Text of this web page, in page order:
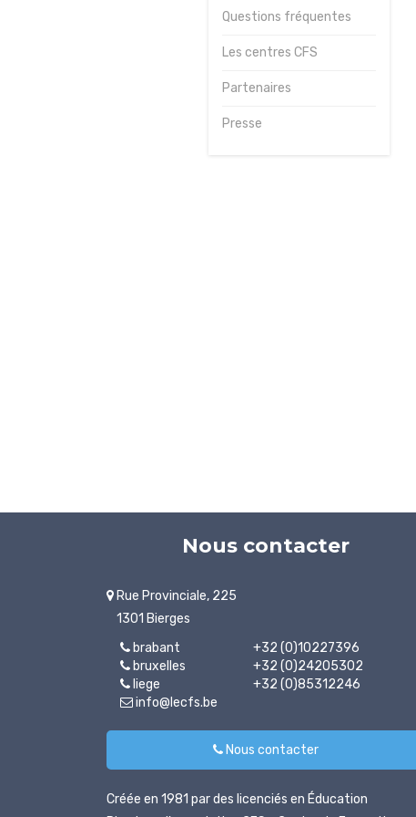
Questions fréquentes
Les centres CFS
Partenaires
Presse
Nous contacter
Rue Provinciale, 225
1301 Bierges
brabant
+32 (0)10227396
bruxelles
+32 (0)24205302
liege
+32 (0)85312246
info@lecfs.be
Nous contacter
Créée en 1981 par des licenciés en Éducation